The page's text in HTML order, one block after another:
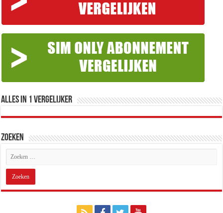
Alles in 1 Vergelijker
Zoeken